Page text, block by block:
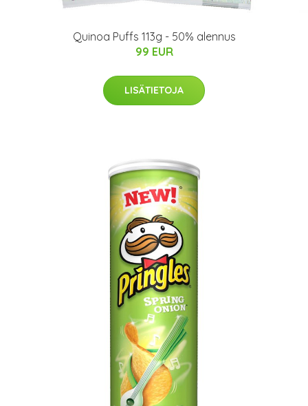
Quinoa Puffs 113g - 50% alennus
99 EUR
LISÄTIETOJA